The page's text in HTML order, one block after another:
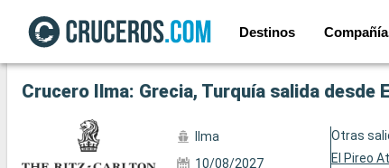
Destinos
Ver las 10 fotos siguientes
Crucero Ilma: Grecia, Turquía salida desde
Ilma
10/08/2027
Otras
El Pireo